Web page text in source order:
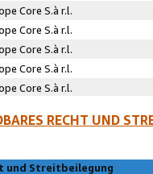
Core S.à r.l.
Core S.à r.l.
Core S.à r.l.
Core S.à r.l.
Core S.à r.l.
RECHT UND
und Streitbeilegung